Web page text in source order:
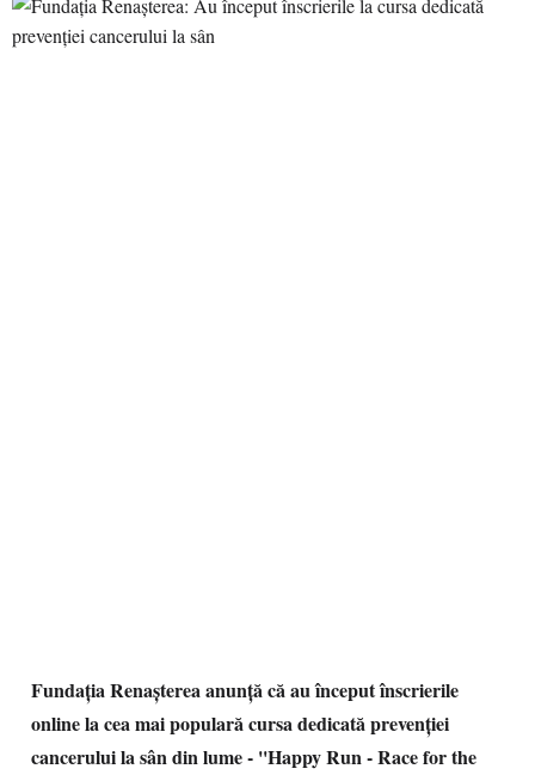
Fundația Renașterea anunță că au început înscrierile
online la cea mai populară cursa dedicată prevenției
cancerului la sân din lume - ''Happy Run - Race for the